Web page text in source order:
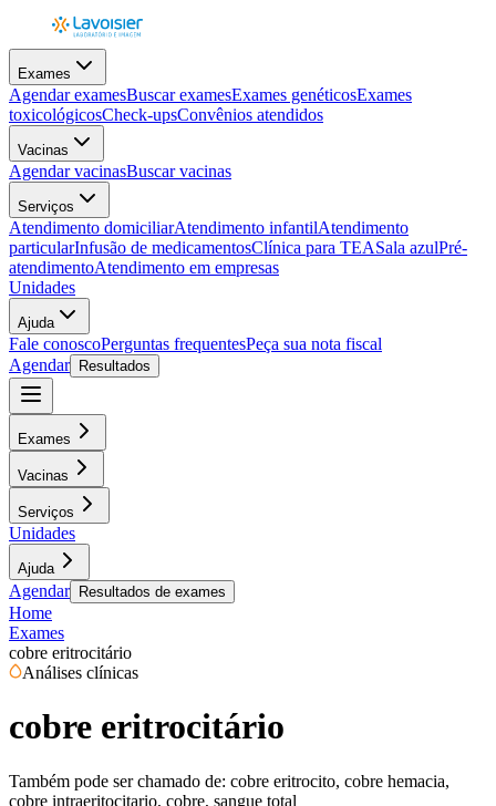
Exames
Agendar examesBuscar examesExames genéticosExames
toxicológicosCheck-upsConvênios atendidos
Vacinas
Agendar vacinasBuscar vacinas
Serviços
Atendimento domiciliarAtendimento infantilAtendimento
particularInfusão de medicamentosClínica para TEASala azulPré-
atendimentoAtendimento em empresas
Unidades
Ajuda
Fale conoscoPerguntas frequentesPeça sua nota fiscal
Agendar
Resultados
Exames
Vacinas
Serviços
Unidades
Ajuda
Agendar Resultados de exames
Home
Exames
cobre eritrocitário
Análises clínicas
cobre eritrocitário
Também pode ser chamado de: cobre eritrocito, cobre hemacia,
cobre intraeritocitario, cobre, sangue total